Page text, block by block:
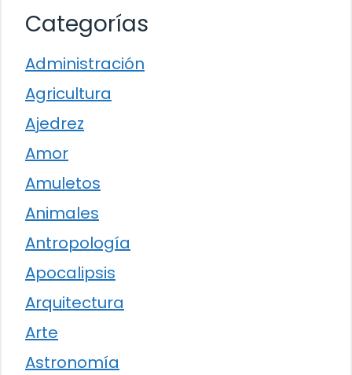
Categorías
Administración
Agricultura
Ajedrez
Amor
Amuletos
Animales
Antropología
Apocalipsis
Arquitectura
Arte
Astronomía